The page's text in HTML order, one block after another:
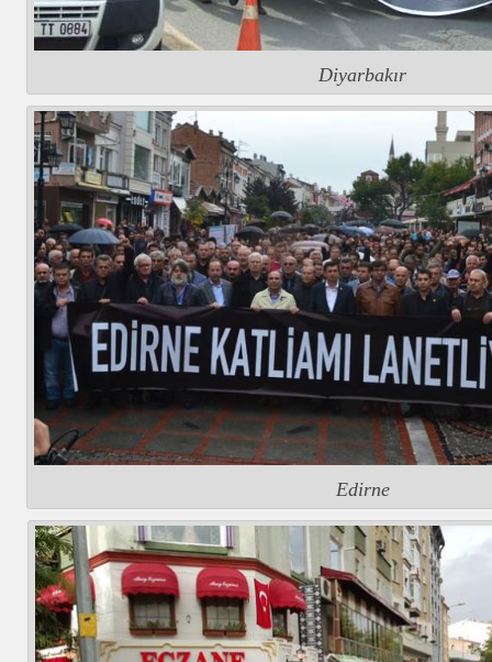
Diyarbakır
Edirne